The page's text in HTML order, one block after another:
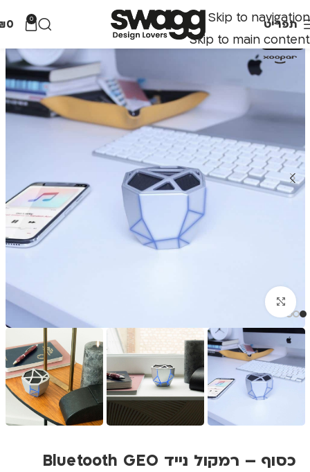
Skip to navigation
Skip to main content
תפריט 0
0
אזל מהמלאי
לחצו להגדלה
כסוף – רמקול נייד Bluetooth GEO